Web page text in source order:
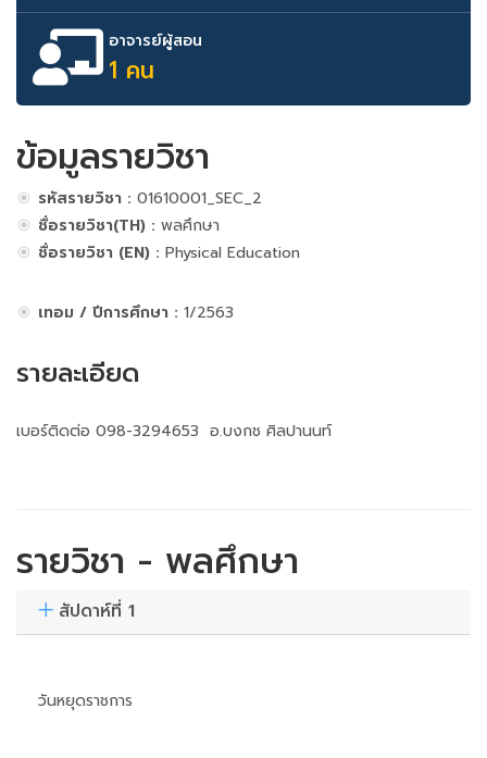
อาจารย์ผู้สอน
1 คน
ข้อมูลรายวิชา
รหัสรายวิชา : 01610001_SEC_2
ชื่อรายวิชา(TH) : พลศึกษา
ชื่อรายวิชา (EN) : Physical Education
เทอม / ปีการศึกษา : 1/2563
รายละเอียด
เบอร์ติดต่อ 098-3294653 อ.บงกช ศิลปานนท์
รายวิชา - พลศึกษา
สัปดาห์ที่ 1
วันหยุดราชการ